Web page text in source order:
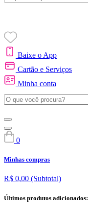
Baixe o App
Cartão e Serviços
Minha conta
0
Minhas compras
R$ 0,00 (Subtotal)
Últimos produtos adicionados: